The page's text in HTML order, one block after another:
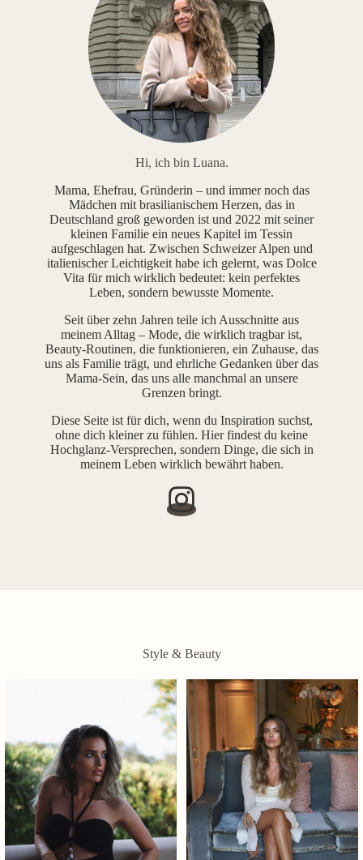
Hi, ich bin Luana.
Mama, Ehefrau, Gründerin – und immer noch das
Mädchen mit brasilianischem Herzen, das in
Deutschland groß geworden ist und 2022 mit seiner
kleinen Familie ein neues Kapitel im Tessin
aufgeschlagen hat. Zwischen Schweizer Alpen und
italienischer Leichtigkeit habe ich gelernt, was Dolce
Vita für mich wirklich bedeutet: kein perfektes
Leben, sondern bewusste Momente.
Seit über zehn Jahren teile ich Ausschnitte aus
meinem Alltag – Mode, die wirklich tragbar ist,
Beauty-Routinen, die funktionieren, ein Zuhause, das
uns als Familie trägt, und ehrliche Gedanken über das
Mama-Sein, das uns alle manchmal an unsere
Grenzen bringt.
Diese Seite ist für dich, wenn du Inspiration suchst,
ohne dich kleiner zu fühlen. Hier findest du keine
Hochglanz-Versprechen, sondern Dinge, die sich in
meinem Leben wirklich bewährt haben.
Style & Beauty